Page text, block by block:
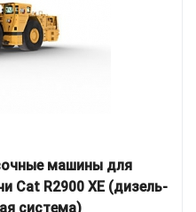
машины для
Cat R2900 XE (дизель-
система)